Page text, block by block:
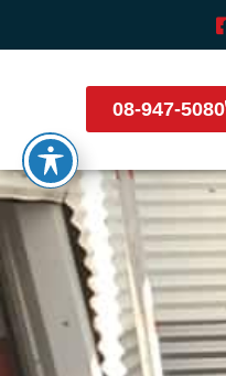
08-947-5080